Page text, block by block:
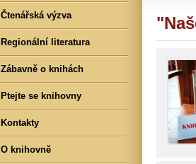
Čtenářská výzva
Regionální literatura
Zábavně o knihách
Ptejte se knihovny
Kontakty
O knihovně